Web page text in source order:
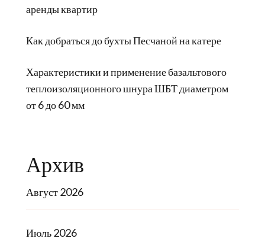
аренды квартир
Как добраться до бухты Песчаной на катере
Характеристики и применение базальтового
теплоизоляционного шнура ШБТ диаметром
от 6 до 60 мм
Архив
Август 2026
Июль 2026